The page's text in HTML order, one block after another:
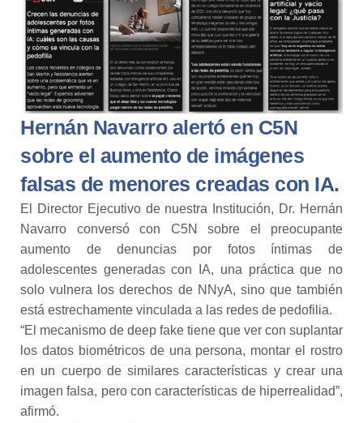
Hernán Navarro alertó en C5N
sobre el aumento de imágenes
falsas de menores creadas con IA.
El Director Ejecutivo de nuestra Institución, Dr. Hernán
Navarro conversó con C5N sobre el preocupante
aumento de denuncias por fotos íntimas de
adolescentes generadas con IA, una práctica que no
solo vulnera los derechos de NNyA, sino que también
está estrechamente vinculada a las redes de pedofilia.
“El mecanismo de deep fake tiene que ver con suplantar
los datos biométricos de una persona, montar el rostro
en un cuerpo de similares características y crear una
imagen falsa, pero con características de hiperrealidad”,
afirmó.